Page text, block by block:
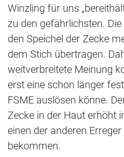
Winzling für uns
zu den gefährlichsten.
den Speichel der Zecke
dem Stich übertragen.
weitverbreitete Meinung
erst eine schon länger
FSME auslösen könne.
Zecke in der Haut erhöht
einen der anderen
bekommen.